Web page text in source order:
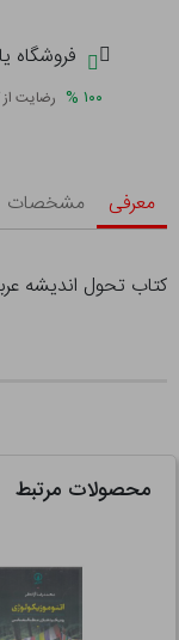
فروشگاه
۱۰۰ % رضایت از
معرفی مشخصات
کتاب تحول اندیشه
محصولات مرتبط